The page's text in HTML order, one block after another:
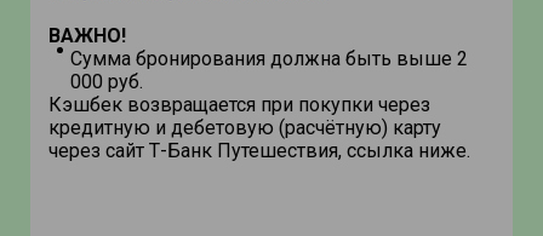
ВАЖНО!
Сумма бронирования должна быть выше 2
000 руб.
Кэшбек возвращается при покупки через
кредитную и дебетовую (расчётную) карту
через сайт Т-Банк Путешествия, ссылка ниже.